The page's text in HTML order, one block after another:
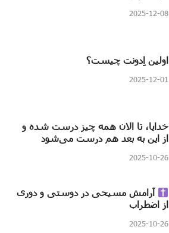
2025-12-08
اولین اِدونت چیست؟
2025-12-01
خدایا، تا الان همه چیز درست شده و
از این به بعد هم درست می‌شود
2025-10-26
آرامش مسیحی در دوستی و دوری
از اضطراب
2025-10-26